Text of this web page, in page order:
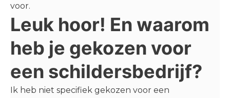
voor.
Leuk hoor! En waarom
heb je gekozen voor
een schildersbedrijf?
Ik heb niet specifiek gekozen voor een